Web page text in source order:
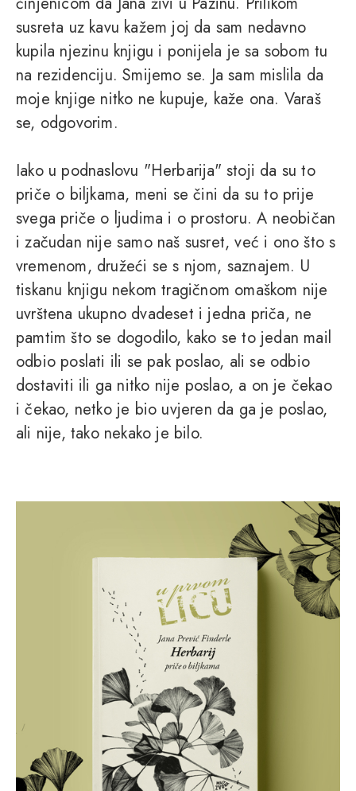
susreta uz kavu kažem joj da sam nedavno
kupila njezinu knjigu i ponijela je sa sobom tu
na rezidenciju. Smijemo se. Ja sam mislila da
moje knjige nitko ne kupuje, kaže ona. Varaš
se, odgovorim.
Iako u podnaslovu "Herbarija" stoji da su to
priče o biljkama, meni se čini da su to prije
svega priče o ljudima i o prostoru. A neobičan
i začudan nije samo naš susret, već i ono što s
vremenom, družeći se s njom, saznajem. U
tiskanu knjigu nekom tragičnom omaškom nije
uvrštena ukupno dvadeset i jedna priča, ne
pamtim što se dogodilo, kako se to jedan mail
odbio poslati ili se pak poslao, ali se odbio
dostaviti ili ga nitko nije poslao, a on je čekao
i čekao, netko je bio uvjeren da ga je poslao,
ali nije, tako nekako je bilo.